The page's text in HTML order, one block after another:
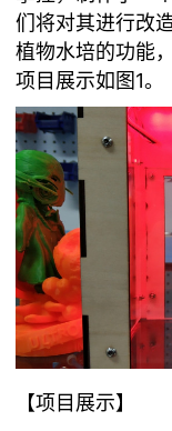
们将对其进行改
植物水培的功能
项目展示如图1。
【项目展示】